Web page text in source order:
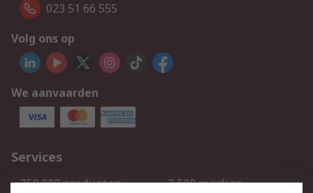
023 51 66 555
Volg ons op
We aanvaarden
Services
750.000 producten
2.500 merken